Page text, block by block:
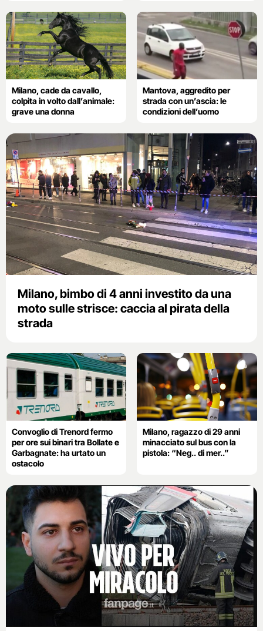
Milano, cade da cavallo,
colpita in volto dall’animale:
grave una donna
Mantova, aggredito per
strada con un’ascia: le
condizioni dell’uomo
Milano, bimbo di 4 anni investito da una
moto sulle strisce: caccia al pirata della
strada
Convoglio di Trenord fermo
per ore sui binari tra Bollate e
Garbagnate: ha urtato un
ostacolo
Milano, ragazzo di 29 anni
minacciato sul bus con la
pistola: “Neg.. di mer..”